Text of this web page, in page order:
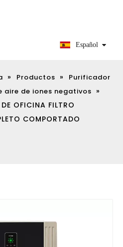
Español
» Productos »
Purificador
aire de iones negativos »
OFICINA FILTRO
COMPORTADO